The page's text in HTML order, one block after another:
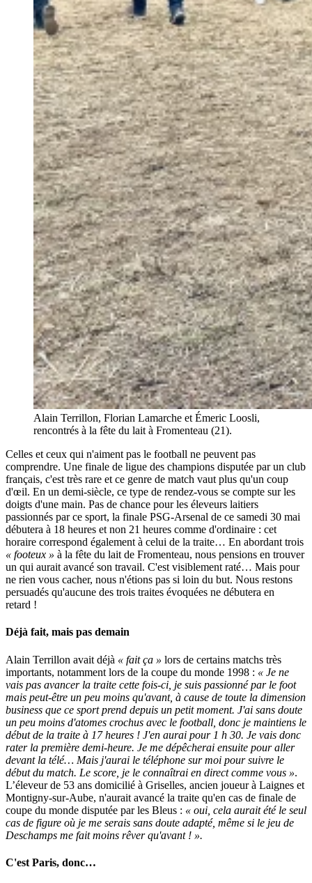
Alain Terrillon, Florian Lamarche et Émeric Loosli,
rencontrés à la fête du lait à Fromenteau (21).
Celles et ceux qui n'aiment pas le football ne peuvent pas
comprendre. Une finale de ligue des champions disputée par un club
français, c'est très rare et ce genre de match vaut plus qu'un coup
d'œil. En un demi-siècle, ce type de rendez-vous se compte sur les
doigts d'une main. Pas de chance pour les éleveurs laitiers
passionnés par ce sport, la finale PSG-Arsenal de ce samedi 30 mai
débutera à 18 heures et non 21 heures comme d'ordinaire : cet
horaire correspond également à celui de la traite… En abordant trois
« footeux » à la fête du lait de Fromenteau, nous pensions en trouver
un qui aurait avancé son travail. C'est visiblement raté… Mais pour
ne rien vous cacher, nous n'étions pas si loin du but. Nous restons
persuadés qu'aucune des trois traites évoquées ne débutera en
retard !
Déjà fait, mais pas demain
Alain Terrillon avait déjà « fait ça » lors de certains matchs très
importants, notamment lors de la coupe du monde 1998 : « Je ne
vais pas avancer la traite cette fois-ci, je suis passionné par le foot
mais peut-être un peu moins qu'avant, à cause de toute la dimension
business que ce sport prend depuis un petit moment. J'ai sans doute
un peu moins d'atomes crochus avec le football, donc je maintiens le
début de la traite à 17 heures ! J'en aurai pour 1 h 30. Je vais donc
rater la première demi-heure. Je me dépêcherai ensuite pour aller
devant la télé… Mais j'aurai le téléphone sur moi pour suivre le
début du match. Le score, je le connaîtrai en direct comme vous ».
L’éleveur de 53 ans domicilié à Griselles, ancien joueur à Laignes et
Montigny-sur-Aube, n'aurait avancé la traite qu'en cas de finale de
coupe du monde disputée par les Bleus : « oui, cela aurait été le seul
cas de figure où je me serais sans doute adapté, même si le jeu de
Deschamps me fait moins rêver qu'avant ! ».
C'est Paris, donc…